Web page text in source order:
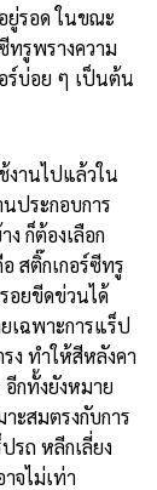
ยู่รอด ในขณะ
ทรูพรางความ
ร์บ่อย ๆ เป็นต้น
งานไปแล้วใน
ประกอบการ
ก็ต้องเลือก
สติ๊กเกอร์ซีทรู
อยขีดข่วนได้
เฉพาะการแร็ป
ง ทำให้สีหลังคา
กทั้งยังหมาย
ะสมตรงกับการ
รถ หลีกเลี่ยง
จไม่เท่า